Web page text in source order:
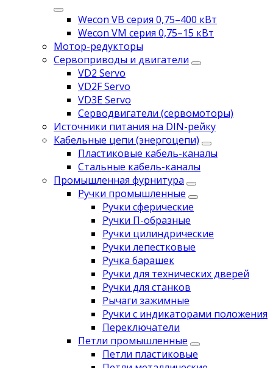
Wecon VB серия 0,75–400 кВт
Wecon VM серия 0,75–15 кВт
Мотор-редукторы
Сервоприводы и двигатели
VD2 Servo
VD2F Servo
VD3E Servo
Серводвигатели (сервомоторы)
Источники питания на DIN-рейку
Кабельные цепи (энергоцепи)
Пластиковые кабель-каналы
Стальные кабель-каналы
Промышленная фурнитура
Ручки промышленные
Ручки сферические
Ручки П-образные
Ручки цилиндрические
Ручки лепестковые
Ручка барашек
Ручки для технических дверей
Ручки для станков
Рычаги зажимные
Ручки с индикаторами положения
Переключатели
Петли промышленные
Петли пластиковые